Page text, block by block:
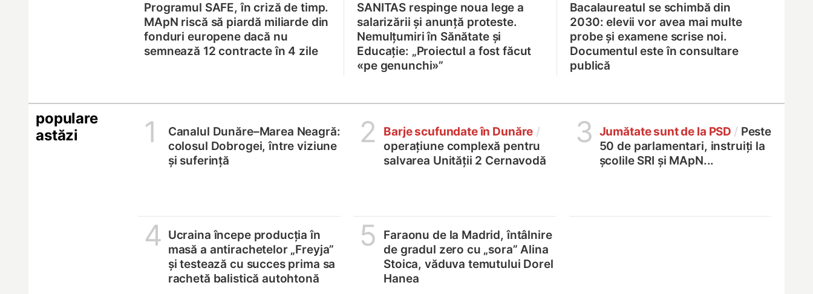
Programul SAFE, în criză de timp.
MApN riscă să piardă miliarde din
fonduri europene dacă nu
semnează 12 contracte în 4 zile
SANITAS respinge noua lege a
salarizării și anunță proteste.
Nemulțumiri în Sănătate și
Educație: „Proiectul a fost făcut
«pe genunchi»”
Bacalaureatul se schimbă din
2030: elevii vor avea mai multe
probe și examene scrise noi.
Documentul este în consultare
publică
populare
astăzi
1
Canalul Dunăre–Marea Neagră:
colosul Dobrogei, între viziune
și suferință
2 Barje scufundate în Dunăre /
operațiune complexă pentru
salvarea Unității 2 Cernavodă
3 Jumătate sunt de la PSD / Peste
50 de parlamentari, instruiți la
școlile SRI și MApN...
4 Ucraina începe producția în
masă a antirachetelor „Freyja”
și testează cu succes prima sa
rachetă balistică autohtonă
5
Faraonu de la Madrid, întâlnire
de gradul zero cu „sora” Alina
Stoica, văduva temutului Dorel
Hanea